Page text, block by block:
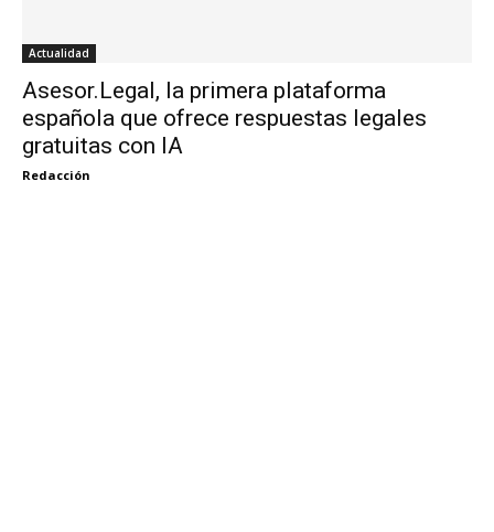
Actualidad
Asesor.Legal, la primera plataforma
española que ofrece respuestas legales
gratuitas con IA
Redacción